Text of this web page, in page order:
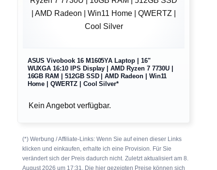
ASUS Vivobook 16 M1605YA Laptop | 16"
WUXGA 16:10 IPS Display | AMD Ryzen 7 7730U |
16GB RAM | 512GB SSD | AMD Radeon | Win11
Home | QWERTZ | Cool Silver*
Kein Angebot verfügbar.
(*) Werbung / Affiliate-Links: Wenn Sie auf einen dieser Links
klicken und einkaufen, erhalte ich eine Provision. Für Sie
verändert sich der Preis dadurch nicht. Zuletzt aktualisiert am 8.
August 2026 um 17:31. Die hier gezeigten Preise können sich